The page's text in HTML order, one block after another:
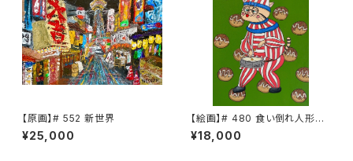
【原画】# 552 新世界
¥25,000
【絵画】# 480 食い倒れ人形
茶々さん
¥18,000